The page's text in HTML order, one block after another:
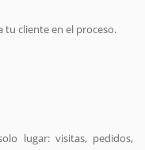
tu cliente en el proceso.
lugar: visitas, pedidos,